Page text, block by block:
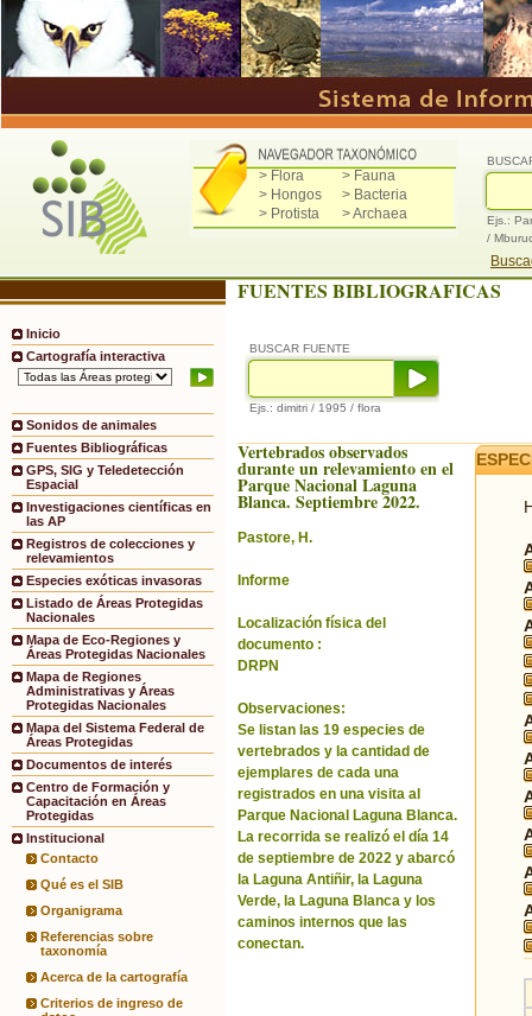
> Flora
> Fauna
> Hongos
> Bacteria
> Protista
> Archaea
Ejs.:
/
Inicio
Cartografía interactiva
Sonidos de animales
Fuentes Bibliográficas
GPS, SIG y Teledetección
Espacial
Investigaciones científicas en
las AP
Registros de colecciones y
relevamientos
Especies exóticas invasoras
Listado de Áreas Protegidas
Nacionales
Mapa de Eco-Regiones y
Áreas Protegidas Nacionales
Mapa de Regiones
Administrativas y Áreas
Protegidas Nacionales
Mapa del Sistema Federal de
Áreas Protegidas
Documentos de interés
Centro de Formación y
Capacitación en Áreas
Protegidas
Institucional
Contacto
Qué es el SIB
Organigrama
Referencias sobre
taxonomía
Acerca de la cartografía
Criterios de ingreso de
FUENTES BIBLIOGRAFICAS
BUSCAR FUENTE
Ejs.: dimitri / 1995 / flora
Vertebrados observados
durante un relevamiento en el
Parque Nacional Laguna
Blanca. Septiembre 2022.
Pastore, H.
Informe
Localización física del
documento :
DRPN
Observaciones:
Se listan las 19 especies de
vertebrados y la cantidad de
ejemplares de cada una
registrados en una visita al
Parque Nacional Laguna Blanca.
La recorrida se realizó el día 14
de septiembre de 2022 y abarcó
la Laguna Antiñir, la Laguna
Verde, la Laguna Blanca y los
caminos internos que las
conectan.